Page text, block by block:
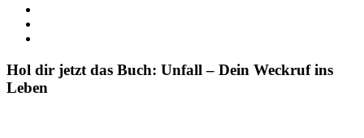
Hol dir jetzt das Buch: Unfall – Dein Weckruf ins
Leben